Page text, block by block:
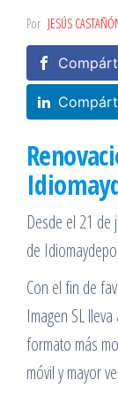
Por JESÚS
Desde el 21
de
Con el fin de
Imagen SL
formato más
móvil y mayor